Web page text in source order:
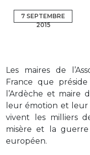
7 SEPTEMBRE
2015
Les maires de
France que
l’Ardèche et maire
leur émotion et
vivent les milliers
misère et la
européen.